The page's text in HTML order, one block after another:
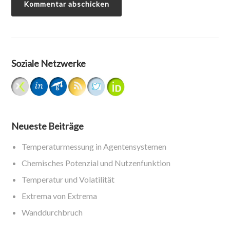
Soziale Netzwerke
Neueste Beiträge
Temperaturmessung in Agentensystemen
Chemisches Potenzial und Nutzenfunktion
Temperatur und Volatilität
Extrema von Extrema
Wanddurchbruch